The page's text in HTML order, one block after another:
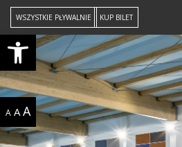
Open toolbar
WSZYSTKIE PŁYWALNIE KUP BILET
A A A